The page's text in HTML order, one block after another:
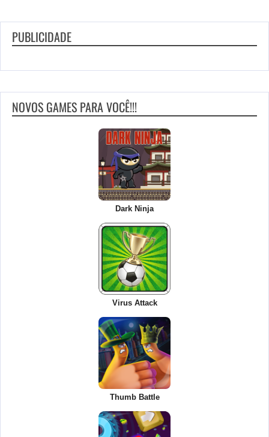
PUBLICIDADE
NOVOS GAMES PARA VOCÊ!!!
Dark Ninja
Virus Attack
Thumb Battle